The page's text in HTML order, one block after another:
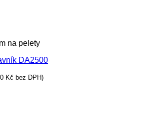
na pelety
DA2500
Kč bez DPH)